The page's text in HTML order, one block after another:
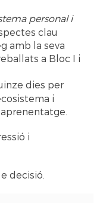
personal i
clau
amb la seva
a Bloc I i
dies per
i
i
decisió.